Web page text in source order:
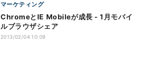
マーケティング
ChromeとIE Mobileが成長 - 1月モバイ
ルブラウザシェア
2013/02/04 10:09